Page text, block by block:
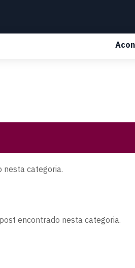
nesta categoria.
encontrado nesta categoria.